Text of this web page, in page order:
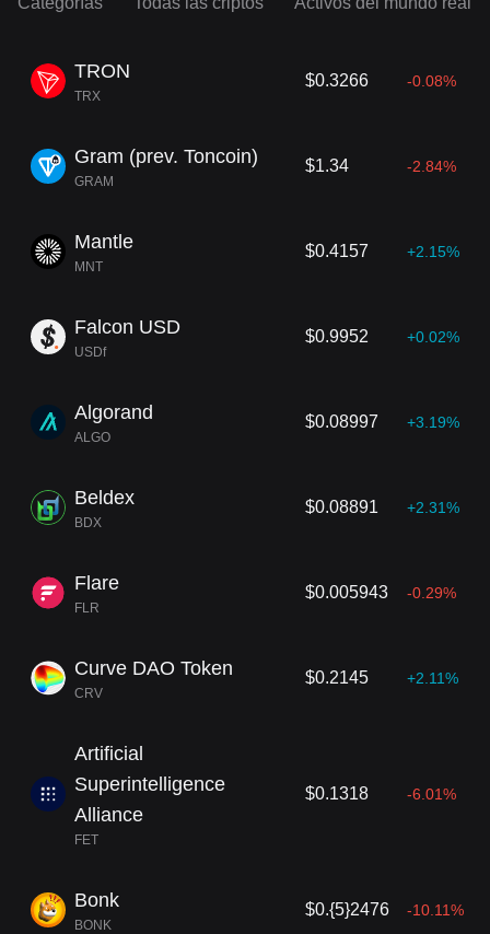
TRON
TRX
$0.3266 -0.08%
Gram (prev. Toncoin)
GRAM
$1.34 -2.84%
Mantle
MNT
$0.4157 +2.15%
Falcon USD
USDf
$0.9952 +0.02%
Algorand
ALGO
$0.08997 +3.19%
Beldex
BDX
$0.08891 +2.31%
Flare
FLR
$0.005943 -0.29%
Curve DAO Token
CRV
$0.2145 +2.11%
Artificial
Superintelligence
Alliance
FET
$0.1318 -6.01%
Bonk
BONK
$0.{5}2476 -10.11%